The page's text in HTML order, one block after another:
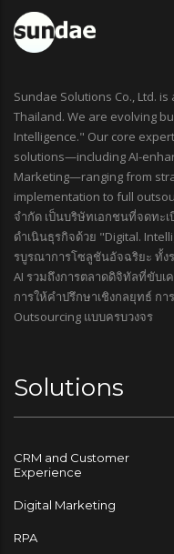
Sundae Solutions Co., Ltd.
Thailand. We are evolving
Intelligence." Our core
solutions—including AI-
Marketing—ranging from
implementation to full
จำกัด เป็นบริษัทเอกชนที่จดทะ
ดำเนินธุรกิจด้วย "Digital.
รบูรณาการโซลูชันอัจฉริยะ ทั้ง
AI รวมถึงการตลาดดิจิทัลที่ขับ
การให้คำปรึกษาเชิงกลยุทธ์ ก
Outsourcing แบบครบวงจร
Solutions
CRM and Customer
Experience
Digital Marketing
RPA